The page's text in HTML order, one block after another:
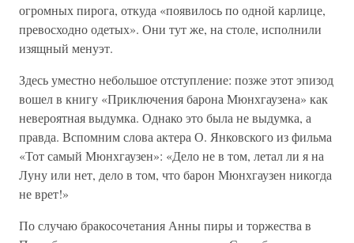
огромных пирога, откуда «появилось по одной карлице,
превосходно одетых». Они тут же, на столе, исполнили
изящный менуэт.
Здесь уместно небольшое отступление: позже этот эпизод
вошел в книгу «Приключения барона Мюнхгаузена» как
невероятная выдумка. Однако это была не выдумка, а
правда. Вспомним слова актера О. Янковского из фильма
«Тот самый Мюнхгаузен»: «Дело не в том, летал ли я на
Луну или нет, дело в том, что барон Мюнхгаузен никогда
не врет!»
По случаю бракосочетания Анны пиры и торжества в